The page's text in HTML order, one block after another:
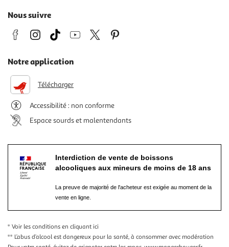
Nous suivre
Notre application
Télécharger
Accessibilité : non conforme
Espace sourds et malentendants
Interdiction de vente de boissons
alcooliques aux mineurs de moins de 18 ans
La preuve de majorité de l'acheteur est exigée au moment de la
vente en ligne.
* Voir les conditions en cliquant ici
** L’abus d’alcool est dangereux pour la santé, à consommer avec modération